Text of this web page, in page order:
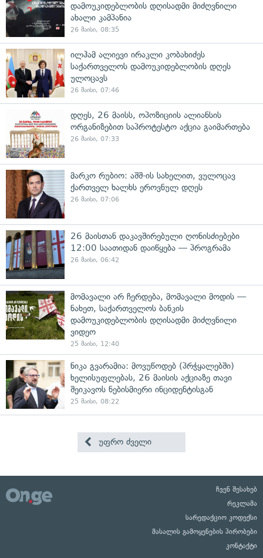
დამოუკიდებლობის დღისადმი მიძღვნილი
ახალი კამპანია
26 მაისი, 08:35
ილჰამ ალიევი ირაკლი კობახიძეს
საქართველოს დამოუკიდებლობის დღეს
ულოცავს
26 მაისი, 07:46
დღეს, 26 მაისს, ოპოზიციის ალიანსის
ორგანიზებით საპროტესტო აქცია გაიმართება
26 მაისი, 07:33
მარკო რუბიო: აშშ-ის სახელით, ვულოცავ
ქართველ ხალხს ეროვნულ დღეს
26 მაისი, 07:06
26 მაისთან დაკავშირებული ღონისძიებები
12:00 საათიდან დაიწყება — პროგრამა
26 მაისი, 06:42
მომავალი არ ჩერდება, მომავალი მოდის —
ნახეთ, საქართველოს ბანკის
დამოუკიდებლობის დღისადმი მიძღვნილი
ვიდეო
25 მაისი, 12:40
ნიკა გვარამია: მოვუწოდებ (პრჭყალებში)
ხელისუფლებას, 26 მაისის აქციაზე თავი
შეიკავოს ნებისმიერი ინციდენტისგან
25 მაისი, 08:22
უფრო ძველი
ჩვენ შესახებ
რეკლამა
სარედაქციო კოდექსი
მასალის გამოყენების პირობები
კონტაქტი